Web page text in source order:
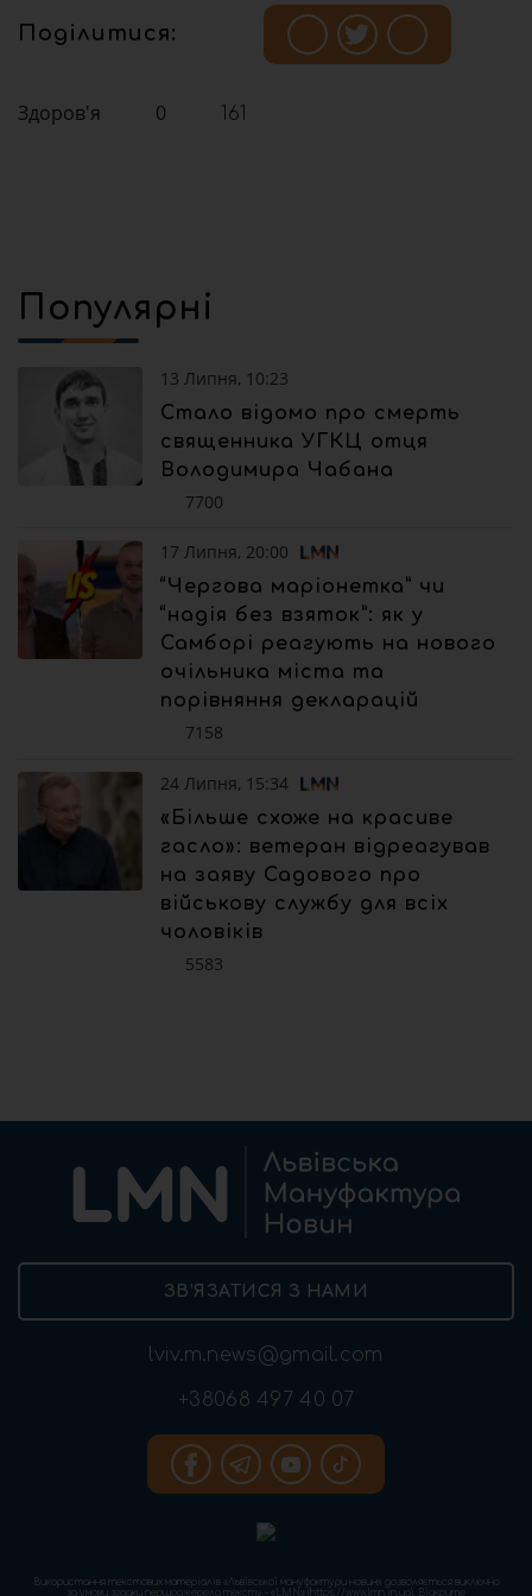
Поділитися:
Здоров'я 0 161
Популярні
13 Липня, 10:23
Стало відомо про смерть
священника УГКЦ отця
Володимира Чабана
7700
17 Липня, 20:00
“Чергова маріонетка” чи
“надія без взяток”: як у
Самборі реагують на нового
очільника міста та
порівняння декларацій
7158
24 Липня, 15:34
«Більше схоже на красиве
гасло»: ветеран відреагував
на заяву Садового про
військову службу для всіх
чоловіків
5583
ЗВ’ЯЗАТИСЯ З НАМИ
lviv.m.news@gmail.com
+38068 497 40 07
Використання текстових матеріалів «Львівської мануфактури новин» дозволяється виключно
за умови згадки першоджерела тексту – «LMN» (https://www.lmn.in.ua). Відкрите